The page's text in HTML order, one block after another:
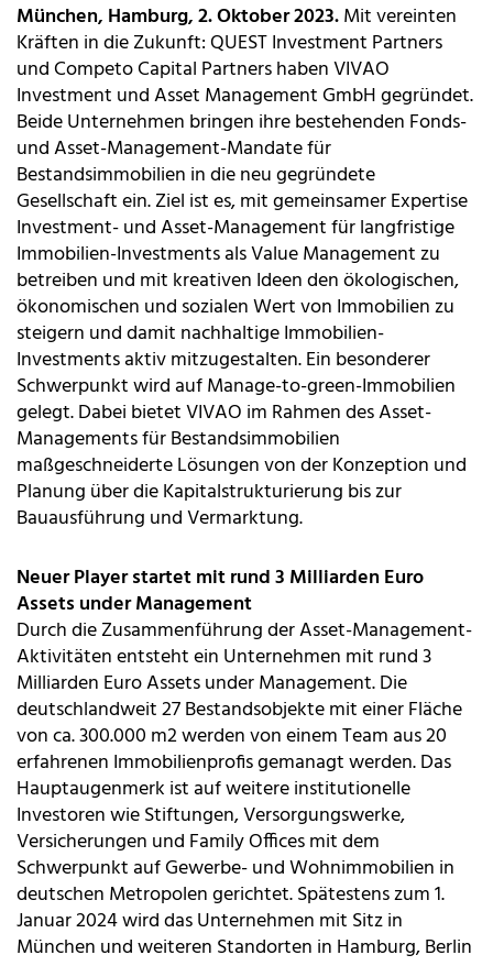
München, Hamburg, 2. Oktober 2023.Mit vereinten
Kräften in die Zukunft: QUEST Investment Partners
und Competo Capital Partners haben VIVAO
Investment und Asset Management GmbH gegründet.
Beide Unternehmen bringen ihre bestehenden Fonds-
und Asset-Management-Mandate für
Bestandsimmobilien in die neu gegründete
Gesellschaft ein. Ziel ist es, mit gemeinsamer Expertise
Investment- und Asset-Management für langfristige
Immobilien-Investments als Value Management zu
betreiben und mit kreativen Ideen den ökologischen,
ökonomischen und sozialen Wert von Immobilien zu
steigern und damit nachhaltige Immobilien-
Investments aktiv mitzugestalten. Ein besonderer
Schwerpunkt wird auf Manage-to-green-Immobilien
gelegt. Dabei bietet VIVAO im Rahmen des Asset-
Managements für Bestandsimmobilien
maßgeschneiderte Lösungen von der Konzeption und
Planung über die Kapitalstrukturierung bis zur
Bauausführung und Vermarktung.
Neuer Player startet mit rund 3 Milliarden Euro
Assets under Management
Durch die Zusammenführung der Asset-Management-
Aktivitäten entsteht ein Unternehmen mit rund 3
Milliarden Euro Assets under Management. Die
deutschlandweit 27 Bestandsobjekte mit einer Fläche
von ca. 300.000 m2 werden von einem Team aus 20
erfahrenen Immobilienprofis gemanagt werden. Das
Hauptaugenmerk ist auf weitere institutionelle
Investoren wie Stiftungen, Versorgungswerke,
Versicherungen und Family Offices mit dem
Schwerpunkt auf Gewerbe- und Wohnimmobilien in
deutschen Metropolen gerichtet. Spätestens zum 1.
Januar 2024 wird das Unternehmen mit Sitz in
München und weiteren Standorten in Hamburg, Berlin